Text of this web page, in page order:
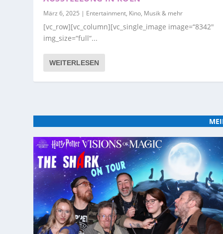
März 6, 2025 | Entertainment, Kino, Musik & mehr
[vc_row][vc_column][vc_single_image image=“8342″
img_size=“full“...
WEITERLESEN